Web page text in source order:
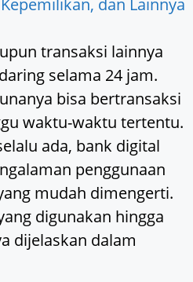
dan Lainnya
transaksi lainnya
selama 24 jam.
bisa bertransaksi
waktu-waktu tertentu.
ada, bank digital
penggunaan
mudah dimengerti.
digunakan hingga
dijelaskan dalam